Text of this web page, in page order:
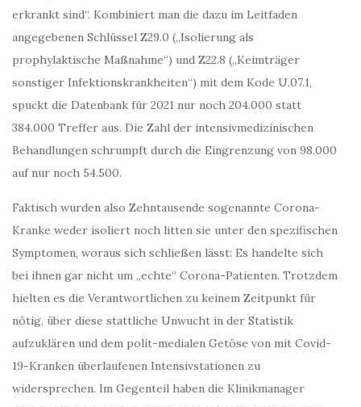
erkrankt sind“. Kombiniert man die dazu im Leitfaden
angegebenen Schlüssel Z29.0 („Isolierung als
prophylaktische Maßnahme“) und Z22.8 („Keimträger
sonstiger Infektionskrankheiten“) mit dem Kode U.07.1,
spuckt die Datenbank für 2021 nur noch 204.000 statt
384.000 Treffer aus. Die Zahl der intensivmedizinischen
Behandlungen schrumpft durch die Eingrenzung von 98.000
auf nur noch 54.500.
Faktisch wurden also Zehntausende sogenannte Corona-
Kranke weder isoliert noch litten sie unter den spezifischen
Symptomen, woraus sich schließen lässt: Es handelte sich
bei ihnen gar nicht um „echte“ Corona-Patienten. Trotzdem
hielten es die Verantwortlichen zu keinem Zeitpunkt für
nötig, über diese stattliche Unwucht in der Statistik
aufzuklären und dem polit-medialen Getöse von mit Covid-
19-Kranken überlaufenen Intensivstationen zu
widersprechen. Im Gegenteil haben die Klinikmanager